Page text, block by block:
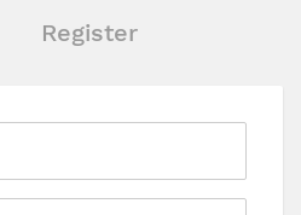
Register